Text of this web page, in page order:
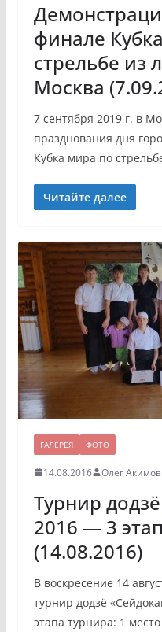
финале
стрельбе из
Москва
7 сентября 2019 г. в
празднования дня
Кубка мира по
Читайте далее
ГАЛЕРЕЯ ФОТО
14.08.2016 Олег Акимов
Турнир
2016 — 3
(14.08.2016)
В воскресение 14
турнир додзё
этапа турнира: 1